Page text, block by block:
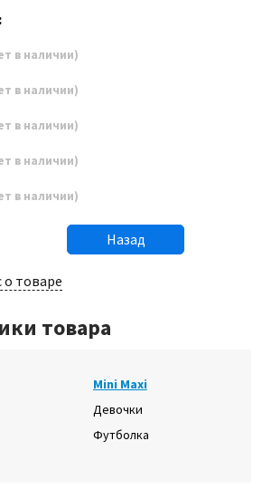
в наличии)
в наличии)
в наличии)
в наличии)
в наличии)
Назад
о товаре
товара
Mini Maxi
Девочки
Футболка